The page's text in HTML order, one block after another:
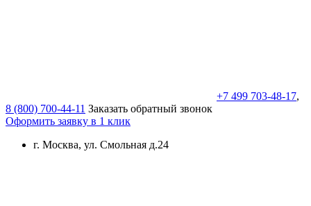
+7 499 703-48-17,
8 (800) 700-44-11 Заказать обратный звонок
Оформить заявку в 1 клик
г. Москва, ул. Смольная д.24